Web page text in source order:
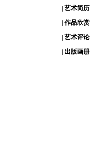
| 艺术简历
| 作品欣赏
| 艺术评论
| 出版画册